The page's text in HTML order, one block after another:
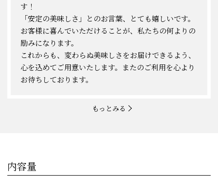
す！
「安定の美味しさ」とのお言葉、とても嬉しいです。
お客様に喜んでいただけることが、私たちの何よりの
励みになります。
これからも、変わらぬ美味しさをお届けできるよう、
心を込めてご用意いたします。またのご利用を心より
お待ちしております。
もっとみる
内容量